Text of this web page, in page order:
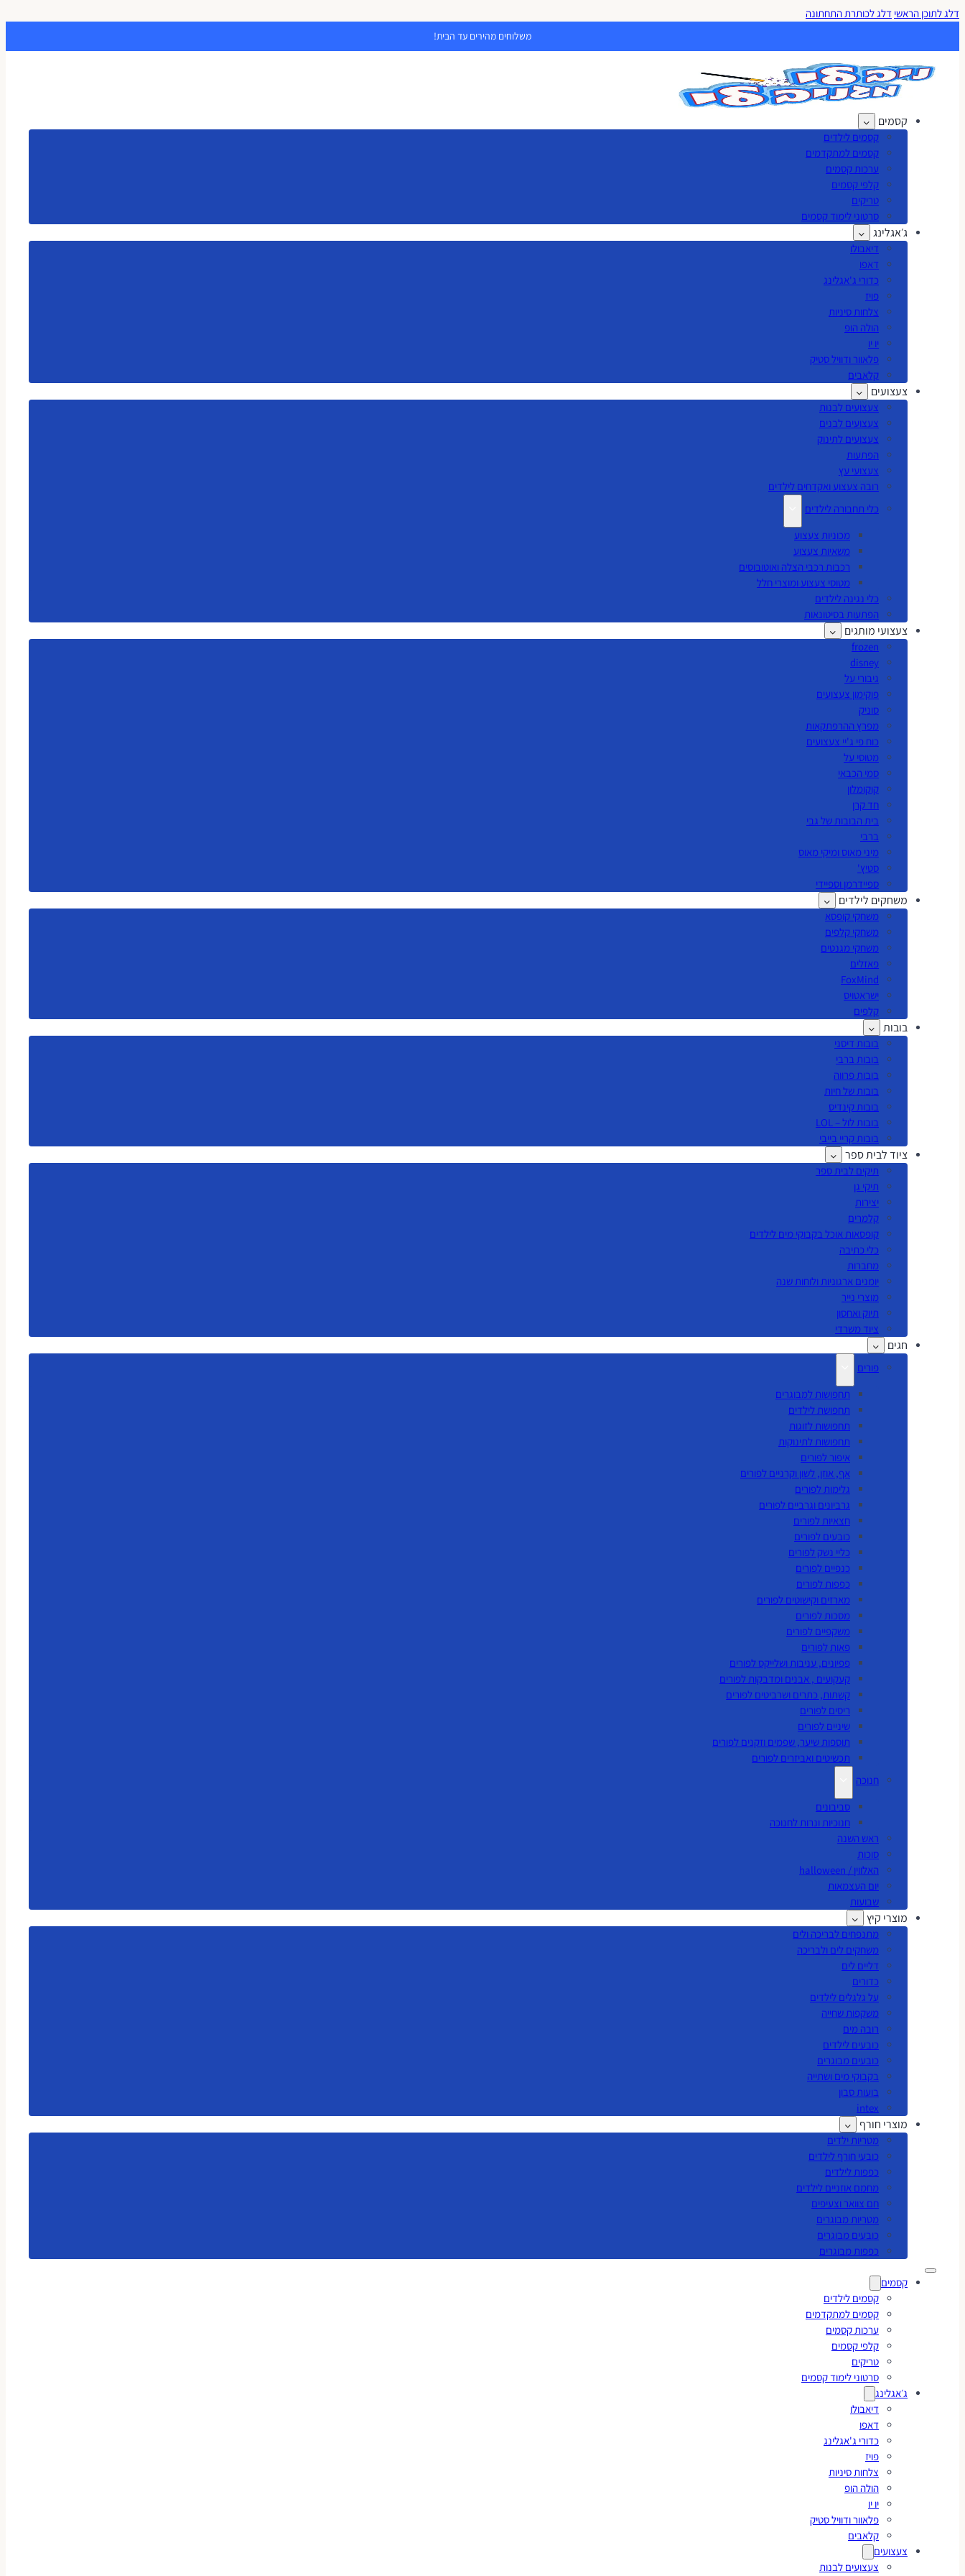
דלג לתוכן הראשי דלג לכותרת התחתונה
משלוחים מהירים עד הבית!
קסמים
קסמים לילדים
קסמים למתקדמים
ערכות קסמים
קלפי קסמים
טריקים
סרטוני לימוד קסמים
ג׳אגלינג
דיאבולו
דאפו
כדורי ג'אגלינג
פויז
צלחות סיניות
הולה הופ
יו יו
פלאוור ודוויל סטיק
קלאבים
צעצועים
צעצועים לבנות
צעצועים לבנים
צעצועים לתינוק
הפתעות
צעצועי עץ
רובה צעצוע ואקדחים לילדים
כלי תחבורה לילדים
מכוניות צעצוע
משאיות צעצוע
רכבות רכבי הצלה ואוטובוסים
מטוסי צעצוע ומוצרי חלל
כלי נגינה לילדים
הפתעות בסיטונאות
צעצועי מותגים
frozen
disney
גיבורי על
פוקימון צעצועים
סוניק
מפרץ ההרפתקאות
כוח פי ג'יי צעצועים
מטוסי על
סמי הכבאי
קוקומלון
חד קרן
בית הבובות של גבי
ברבי
מיני מאוס ומיקי מאוס
סטיץ'
ספיידרמן וספיידי
משחקים לילדים
משחקי קופסא
משחקי קלפים
משחקי מגנטים
פאזלים
FoxMind
ישראטויס
קלפים
בובות
בובות דיסני
בובות ברבי
בובות פרווה
בובות של חיות
בובות קינדיס
בובות לול – LOL
בובות קריי בייבי
ציוד לבית ספר
תיקים לבית ספר
תיקי גן
יצירות
קלמרים
קופסאות אוכל בקבוקי מים לילדים
כלי כתיבה
מחברות
יומנים ארגוניות ולוחות שנה
מוצרי נייר
תיוק ואחסון
ציוד משרדי
חגים
פורים
תחפושות למבוגרים
תחפושת לילדים
תחפושות לזוגות
תחפושות לתינוקות
איפור לפורים
אף, אוזן, לשון וקרניים לפורים
גלימות לפורים
גרביונים וגרביים לפורים
חצאיות לפורים
כובעים לפורים
כליי נשק לפורים
כנפיים לפורים
כפפות לפורים
מארזים וקישוטים לפורים
מסכות לפורים
משקפיים לפורים
פאות לפורים
פפיונים, עניבות ושלייקס לפורים
קעקועים , אבנים ומדבקות לפורים
קשתות, כתרים ושרביטים לפורים
ריסים לפורים
שיניים לפורים
תוספות שיער, שפמים וזקנים לפורים
תכשיטים ואביזרים לפורים
חנוכה
סביבונים
חנוכיות ונרות לחנוכה
ראש השנה
סוכות
האלווין / halloween
יום העצמאות
שבועות
מוצרי קיץ
מתנפחים לבריכה ולים
משחקים לים ולבריכה
דליים לים
כדורים
על גלגלים לילדים
משקפות שחייה
רובה מים
כובעים לילדים
כובעים מבוגרים
בקבוקי מים ושתייה
בועות סבון
intex
מוצרי חורף
מטריות ילדים
כובעי חורף לילדים
כפפות לילדים
מחמם אוזניים לילדים
חם צוואר וצעיפים
מטריות מבוגרים
כובעים מבוגרים
כפפות מבוגרים
קסמים
קסמים לילדים
קסמים למתקדמים
ערכות קסמים
קלפי קסמים
טריקים
סרטוני לימוד קסמים
ג׳אגלינג
דיאבולו
דאפו
כדורי ג'אגלינג
פויז
צלחות סיניות
הולה הופ
יו יו
פלאוור ודוויל סטיק
קלאבים
צעצועים
צעצועים לבנות